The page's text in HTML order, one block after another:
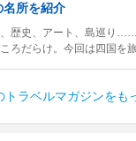
名所を紹介
歴史、アート、島巡り
ろだらけ。今回は四国を
トラベルマガジンをも